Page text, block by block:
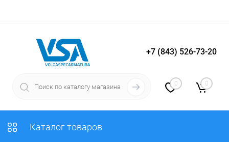
Вход Регистрация
+7 (843) 526-73-20
0 0
Каталог товаров